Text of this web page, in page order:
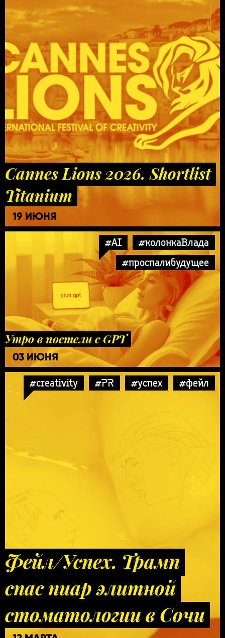
Cannes Lions 2026. Shortlist
Titanium
19 ИЮНЯ
#AI
#колонкаВлада
#проспалибудущее
Утро в постели с GPT
03 ИЮНЯ
#creativity #PR #успех #фейл
Фейл/Успех. Трамп
спас пиар элитной
стоматологии в Сочи